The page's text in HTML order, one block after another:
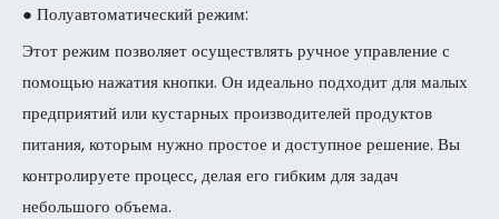
● Полуавтоматический режим:
Этот режим позволяет осуществлять ручное управление с
помощью нажатия кнопки. Он идеально подходит для малых
предприятий или кустарных производителей продуктов
питания, которым нужно простое и доступное решение. Вы
контролируете процесс, делая его гибким для задач
небольшого объема.